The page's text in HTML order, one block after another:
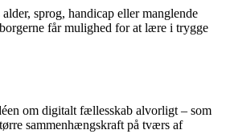
sprog, handicap eller manglende
får mulighed for at lære i trygge
om digitalt fællesskab alvorligt – som
sammenhængskraft på tværs af